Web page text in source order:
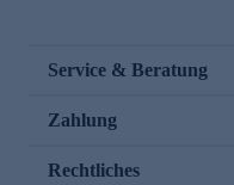
Service & Beratung
Zahlung
Rechtliches